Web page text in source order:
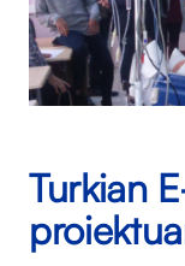
Turkian